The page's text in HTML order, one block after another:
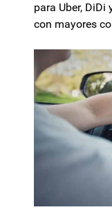
para Uber, DiDi
con mayores